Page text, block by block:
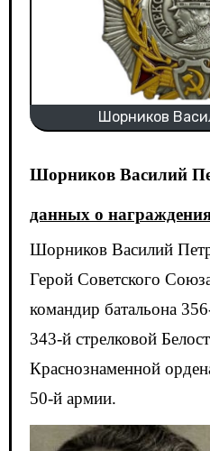
Шорников
Шорников Василий
данных о
Шорников Василий Петрович (1904 – 1982) –
Герой Советского
командир батальона
343-й стрелковой
Краснознаменной
50-й армии.